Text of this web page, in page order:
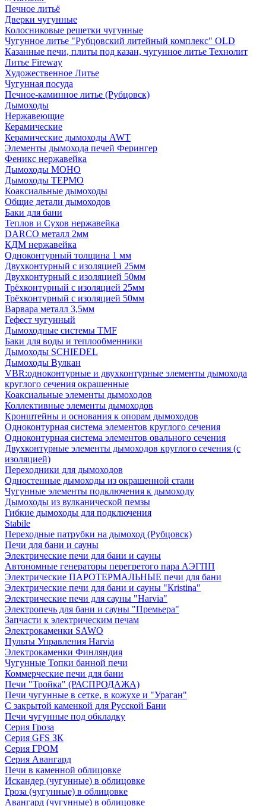
Печное литьё
Дверки чугунные
Колосниковые решетки чугунные
Чугунное литье "Рубцовский литейный комплекс" OLD
Казанные печи, плиты под казан, чугунное литье Технолит
Литье Fireway
Художественное Литье
Чугунная посуда
Печное-каминное литье (Рубцовск)
Дымоходы
Нержавеющие
Керамические
Керамические дымоходы AWT
Элементы дымохода печей Ферингер
Феникс нержавейка
Дымоходы МОНО
Дымоходы ТЕРМО
Коаксиальные дымоходы
Общие детали дымоходов
Баки для бани
Теплов и Сухов нержавейка
DARCO металл 2мм
КДМ нержавейка
Одноконтурный толщина 1 мм
Двухконтурный с изоляцией 25мм
Двухконтурный с изоляцией 50мм
Трёхконтурный с изоляцией 25мм
Трёхконтурный с изоляцией 50мм
Варвара металл 3,5мм
Гефест чугунный
Дымоходные системы TMF
Баки для воды и теплообменники
Дымоходы SCHIEDEL
Дымоходы Вулкан
VBR:одноконтурные и двухконтурные элементы дымохода
круглого сечения окрашенные
Коаксиальные элементы дымоходов
Коллективные элементы дымоходов
Кронштейны и основания к опорам дымоходов
Одноконтурная система элементов круглого сечения
Одноконтурная система элементов овального сечения
Двухконтурные элементы дымоходов круглого сечения (с
изоляцией)
Переходники для дымоходов
Одностенные дымоходы из окрашенной стали
Чугунные элементы подключения к дымоходу
Дымоходы из вулканической пемзы
Гибкие дымоходы для подключения
Stabile
Переходные патрубки на дымоход (Рубцовск)
Печи для бани и сауны
Электрические печи для бани и сауны
Автономные генераторы перегретого пара АЭГПП
Электрические ПАРОТЕРМАЛЬНЫЕ печи для бани
Электрические печи для бани и сауны "Кristina"
Электрические печи для сауны "Harvia"
Электропечь для бани и сауны "Премьера"
Запчасти к электрическим печам
Электрокаменки SAWO
Пульты Управления Harvia
Электрокаменки Финляндия
Чугунные Топки банной печи
Коммерческие печи для бани
Печи "Тройка" (РАСПРОДАЖА)
Печи чугунные в сетке, в кожухе и "Ураган"
С закрытой каменкой для Русской Бани
Печи чугунные под обкладку
Серия Гроза
Серия GFS ЗК
Серия ГРОМ
Серия Авангард
Печи в каменной облицовке
Искандер (чугунные) в облицовке
Гроза (чугунные) в облицовке
Авангард (чугунные) в облицовке